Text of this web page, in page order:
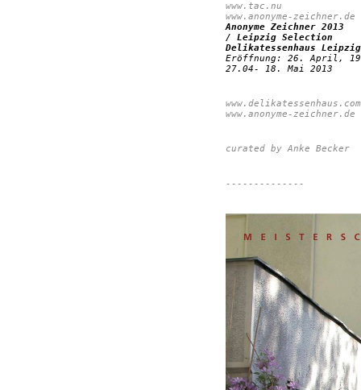
www.tac.nu
www.anonyme-zeichner.de
Anonyme Zeichner 2013
/ Leipzig Selection
Delikatessenhaus Leipzig
Eröffnung: 26. April, 19
27.04- 18. Mai 2013
www.delikatessenhaus.com
www.anonyme-zeichner.de
curated by Anke Becker
--------------